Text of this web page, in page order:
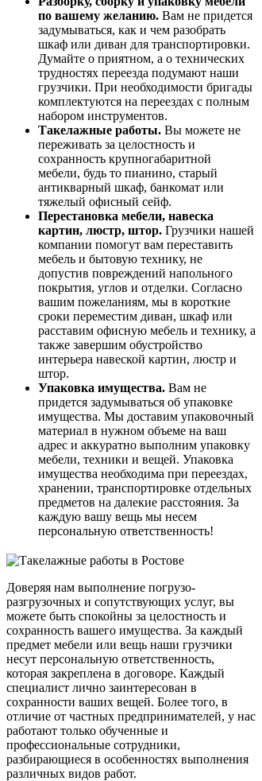
по вашему желанию. Вам не придется
задумываться, как и чем разобрать
шкаф или диван для транспортировки.
Думайте о приятном, а о технических
трудностях переезда подумают наши
грузчики. При необходимости бригады
комплектуются на переездах с полным
набором инструментов.
Такелажные работы. Вы можете не
переживать за целостность и
сохранность крупногабаритной
мебели, будь то пианино, старый
антикварный шкаф, банкомат или
тяжелый офисный сейф.
Перестановка мебели, навеска
картин, люстр, штор. Грузчики нашей
компании помогут вам переставить
мебель и бытовую технику, не
допустив повреждений напольного
покрытия, углов и отделки. Согласно
вашим пожеланиям, мы в короткие
сроки переместим диван, шкаф или
расставим офисную мебель и технику, а
также завершим обустройство
интерьера навеской картин, люстр и
штор.
Упаковка имущества. Вам не
придется задумываться об упаковке
имущества. Мы доставим упаковочный
материал в нужном объеме на ваш
адрес и аккуратно выполним упаковку
мебели, техники и вещей. Упаковка
имущества необходима при переездах,
хранении, транспортировке отдельных
предметов на далекие расстояния. За
каждую вашу вещь мы несем
персональную ответственность!
Доверяя нам выполнение погрузо-
разгрузочных и сопутствующих услуг, вы
можете быть спокойны за целостность и
сохранность вашего имущества. За каждый
предмет мебели или вещь наши грузчики
несут персональную ответственность,
которая закреплена в договоре. Каждый
специалист лично заинтересован в
сохранности ваших вещей. Более того, в
отличие от частных предпринимателей, у нас
работают только обученные и
профессиональные сотрудники,
разбирающиеся в особенностях выполнения
различных видов работ.